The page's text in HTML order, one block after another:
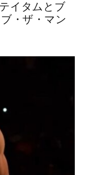
イタムとブ
・ザ・マン